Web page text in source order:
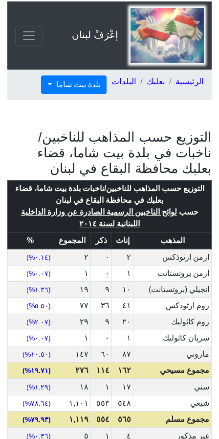
إعْرَفْ لبنان
الرئيسية بعلبك البلدات بلدة بيت شاما
التوزيع حسب المذاهب للناخبين/
ناخبات في بلدة بيت شاما، قضاء
بعلبك محافظة البقاع في لبنان
التوزيع حسب المذاهب للناخبين/ناخبات بلدة بيت شاما، قضاء
بعلبك في محافظة البقاع في لبنان
حسب لوائح الناخبين الرسمية الصادرة عن وزارة الداخلية
اللبنانية لسنة ٢٠١٤
المذهب
إناث ذكر المجموع
%
ارمن ارثوذكس
٢ ٠ ٢ (٠.١٤%)
ارمن بروتستانت ١ ٠ ١ (٠.٠٧%)
انجيلي (بروتستانت) ١٠ ٩ ١٩ (١.٣٦%)
روم ارثوذكس ٤١ ٣٦ ٧٧ (٥.٥٠%)
روم كاثوليك ٢٠ ٩ ٢٩ (٢.٠٧%)
سريان كاثوليك ١ ٠ ١ (٠.٠٧%)
ماروني ٨٧ ٦٠ ١٤٧ (١٠.٥٠%)
مجموع مسيحي ١٦٢ ١١٤ ٢٧٦ (١٩.٧١%)
سني ١٧ ١ ١٨ (١.٢٩%)
شيعي ٥٤٨ ٥٥٣ ١,١٠١ (٧٨.٦٤%)
مجموع مسلم ٥٦٥ ٥٥٤ ١,١١٩ (٧٩.٩٣%)
غير مذكور ٤ ١ ٥ (٠.٣٦%)